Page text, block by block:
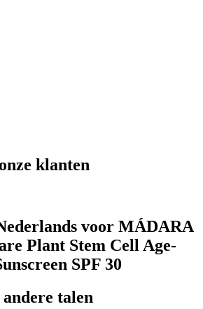
klanten
voor MÁDARA
Plant Stem Cell Age-
SPF 30
talen